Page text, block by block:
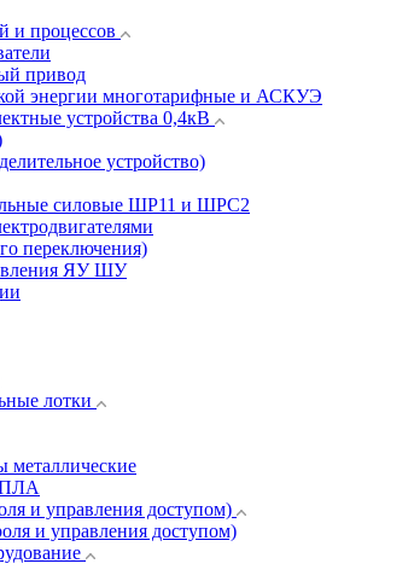
и процессов
привод
энергии многотарифные и АСКУЭ
устройства 0,4кВ
устройство)
силовые ШР11 и ШРС2
переключения)
ЯУ ШУ
лотки
металлические
и управления доступом)
и управления доступом)